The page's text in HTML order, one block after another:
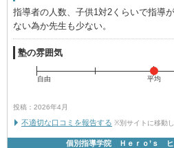
指導者の人数、子供1対2くらいで指導
ない為か先生も少ない。
塾の雰囲気
自由 平均
投稿：2026年4月
不適切な口コミを報告する ※別サイトに移動
個別指導学院 Ｈｅｒｏ’ｓ